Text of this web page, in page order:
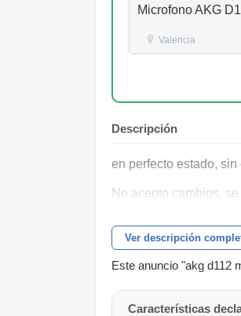
Microfono AKG
Valencia
Descripción
en perfecto estado,
No acepto cambios,
Ver descripción
Este anuncio "akg d112
Características